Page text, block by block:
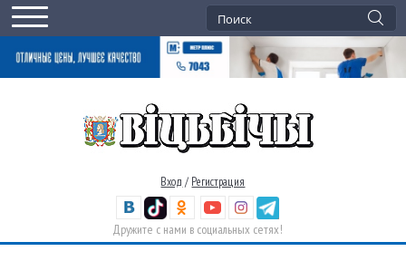
Вход / Регистрация
Дружите с нами в социальных сетях!